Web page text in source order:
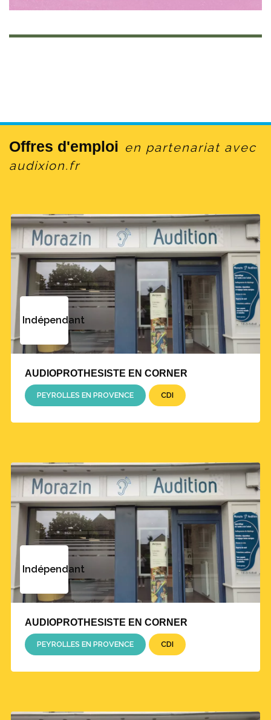
Offres d'emploi en partenariat avec
audixion.fr
Indépendant
AUDIOPROTHESISTE EN CORNER
PEYROLLES EN PROVENCE CDI
Indépendant
AUDIOPROTHESISTE EN CORNER
PEYROLLES EN PROVENCE CDI